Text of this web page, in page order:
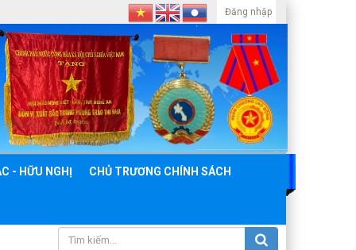
- HỮU NGHỊ CHỦ TRƯƠNG CHÍNH SÁCH
Đăng nhập